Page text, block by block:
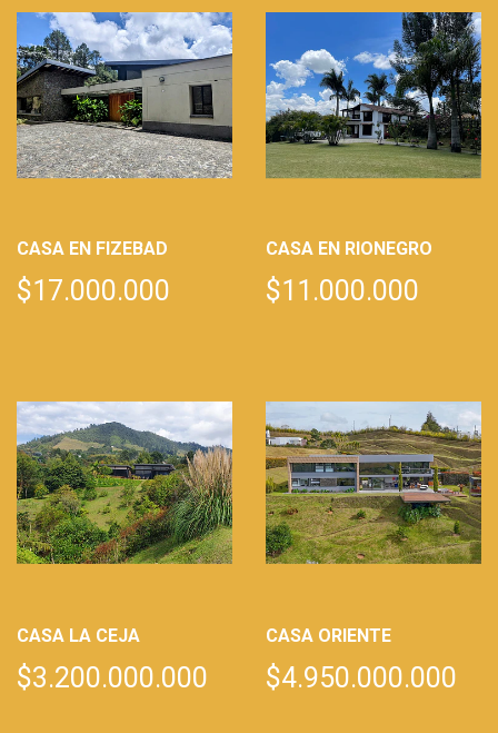
CASA EN FIZEBAD
$17.000.000
CASA EN RIONEGRO
$11.000.000
CASA LA CEJA
$3.200.000.000
CASA ORIENTE
$4.950.000.000